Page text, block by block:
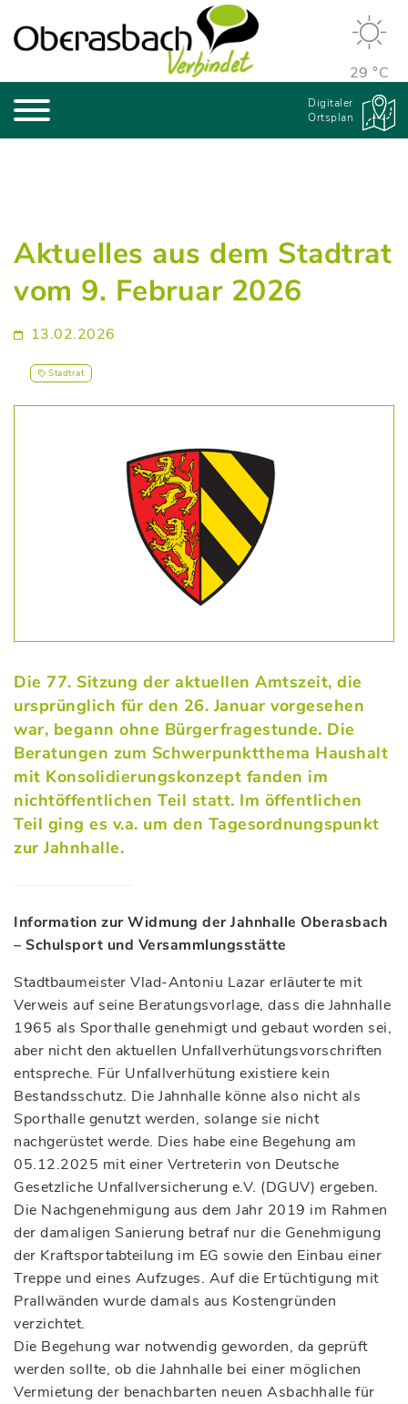
29 °C
Digitaler
Ortsplan
Aktuelles aus dem Stadtrat
vom 9. Februar 2026
13.02.2026
Stadtrat
Die 77. Sitzung der aktuellen Amtszeit, die
ursprünglich für den 26. Januar vorgesehen
war, begann ohne Bürgerfragestunde. Die
Beratungen zum Schwerpunktthema Haushalt
mit Konsolidierungskonzept fanden im
nichtöffentlichen Teil statt. Im öffentlichen
Teil ging es v.a. um den Tagesordnungspunkt
zur Jahnhalle.
Information zur Widmung der Jahnhalle Oberasbach
– Schulsport und Versammlungsstätte
Stadtbaumeister Vlad-Antoniu Lazar erläuterte mit
Verweis auf seine Beratungsvorlage, dass die Jahnhalle
1965 als Sporthalle genehmigt und gebaut worden sei,
aber nicht den aktuellen Unfallverhütungsvorschriften
entspreche. Für Unfallverhütung existiere kein
Bestandsschutz. Die Jahnhalle könne also nicht als
Sporthalle genutzt werden, solange sie nicht
nachgerüstet werde. Dies habe eine Begehung am
05.12.2025 mit einer Vertreterin von Deutsche
Gesetzliche Unfallversicherung e.V. (DGUV) ergeben.
Die Nachgenehmigung aus dem Jahr 2019 im Rahmen
der damaligen Sanierung betraf nur die Genehmigung
der Kraftsportabteilung im EG sowie den Einbau einer
Treppe und eines Aufzuges. Auf die Ertüchtigung mit
Prallwänden wurde damals aus Kostengründen
verzichtet.
Die Begehung war notwendig geworden, da geprüft
werden sollte, ob die Jahnhalle bei einer möglichen
Vermietung der benachbarten neuen Asbachhalle für